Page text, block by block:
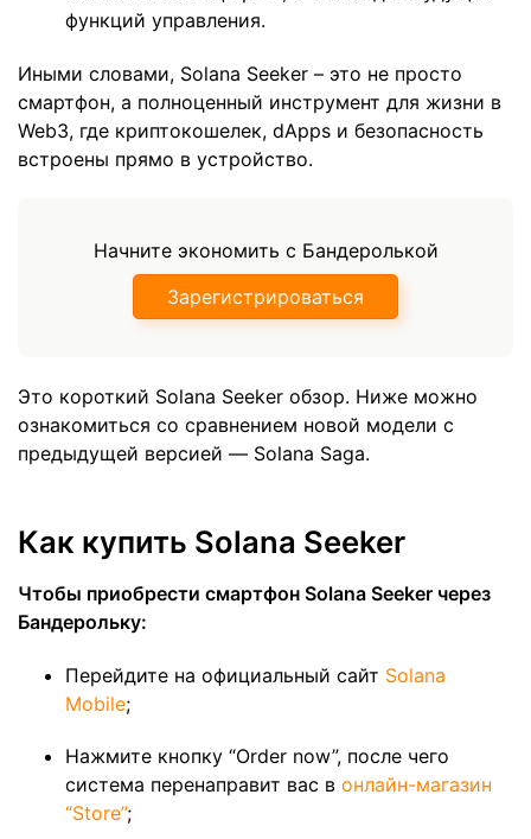
функций управления.
Иными словами, Solana Seeker – это не просто
смартфон, а полноценный инструмент для жизни в
Web3, где криптокошелек, dApps и безопасность
встроены прямо в устройство.
Начните экономить с Бандеролькой
Зарегистрироваться
Это короткий Solana Seeker обзор. Ниже можно
ознакомиться со сравнением новой модели с
предыдущей версией — Solana Saga.
Как купить Solana Seeker
Чтобы приобрести смартфон Solana Seeker через
Бандерольку:
Перейдите на официальный сайт Solana
Mobile;
Нажмите кнопку “Order now”, после чего
система перенаправит вас в онлайн-магазин
“Store”;